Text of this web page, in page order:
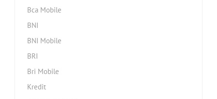
Bca Mobile
BNI
BNI Mobile
BRI
Bri Mobile
Kredit